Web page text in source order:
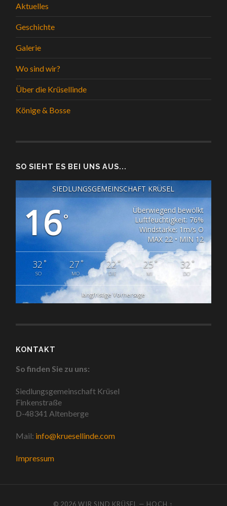
Aktuelles
Geschichte
Galerie
Wo sind wir?
Über die Krüsellinde
Könige & Bosse
SO SIEHT ES BEI UNS AUS...
SIEDLUNGSGEMEINSCHAFT KRÜSEL
16°
Überwiegend bewölkt
Luftfeuchtigkeit: 76%
Windstärke: 1m/s O
MAX 22 • MIN 12
32 °
SO
27°
MO
22°
DIE
25°
MI
32 °
DO
langfristige Vorhersage
KONTAKT
So finden Sie zu uns:
Siedlungsgemeinschaft Krüsel
Finkenstraße
D-48341 Altenberge
Mail: info@kruesellinde.com
Impressum
© 2026WIR SIND KRÜSEL — HOCH ↑